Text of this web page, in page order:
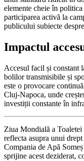
elemente cheie în
participarea activă la
publicului subiecte
Impactul
Accesul facil și constant
bolilor transmisibile și
este o provocare
Cluj-Napoca, unde
investiții constante în
Ziua Mondială a
reflecta asupra unui
Compania de Apă
sprijine acest deziderat,